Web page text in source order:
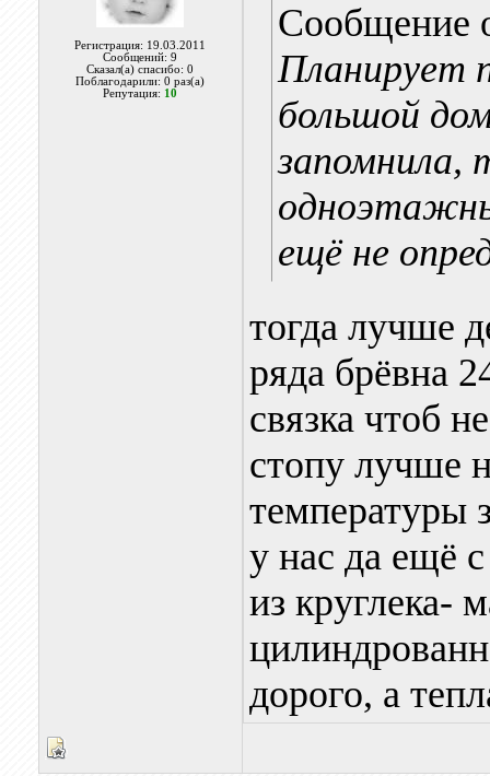
Регистрация: 19.03.2011
Сообщений: 9
Сказал(а) спасибо: 0
Поблагодарили: 0 раз(а)
Репутация: 10
Сообщение
Планирует
большой
запомнила,
ещё не
тогда лучше
ряда брёвна
связка чтоб
стопу лучше
температуры
у нас да ещё
из круглека-
дорого, а